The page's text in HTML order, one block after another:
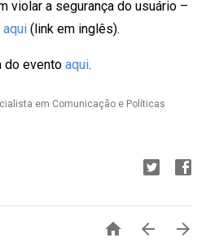
violar a segurança do usuário –
aqui (link em inglês).
do evento aqui.
em Comunicação e Políticas
  